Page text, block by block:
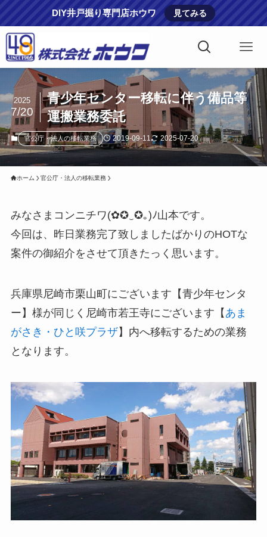
DIY井戸掘り専門店ホウワ 見てみる
青少年センター移転に伴う備品等
運搬業務委託
2025
7/20
官公庁・法人の移転業務 2019-09-11 2025-07-20
ホーム 官公庁・法人の移転業務
みなさまコンニチワ(✿✪‿✪｡)ﾉ山本です。
今回は、昨日業務完了致しましたばかりのHOTな
案件の御紹介をさせて頂きたっく思います。
兵庫県尼崎市栗山町にございます【青少年センタ
ー】様が同じく尼崎市若王寺にございます【 あま
がさき・ひと咲プラザ】内へ移転するための業務
となります。